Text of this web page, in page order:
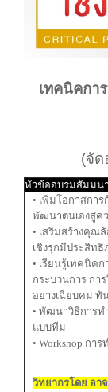
เทคนิคกา
(จัด
หัวข้ออบรมสัมมนา
• เพิ่มโอกาสกา
พัฒนาตนเองสู่ค
• เสริมสร้างคุณ
เชิงรุกมีประสิท
• เรียนรู้เทคนิค
กระบวนการ กา
อย่างเฉียบคม
• พัฒนาวิธีการท
แบบทีม
• Workshop กา
วิทยากรโดย อา